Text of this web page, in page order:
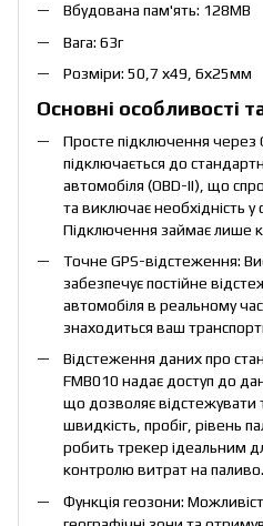
Вбудована пам'ять: 128MB
Вага: 63г
Розміри: 50,7 х49, 6х25мм
Основні особливості
Просте підключення через
підключається до
автомобіля (OBD-II), що
та виключає необхідність у
Підключення займає лише
Точне GPS-відстеження:
забезпечує постійне
автомобіля в реальному
знаходиться ваш
Відстеження даних про
FMB010 надає доступ до
що дозволяє відстежувати
швидкість, пробіг, рівень
робить трекер ідеальним
контролю витрат на паливо.
Функція геозони: